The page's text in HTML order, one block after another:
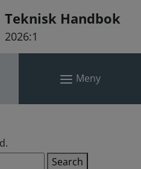
Teknisk Handbok
2026:1
Meny
Search